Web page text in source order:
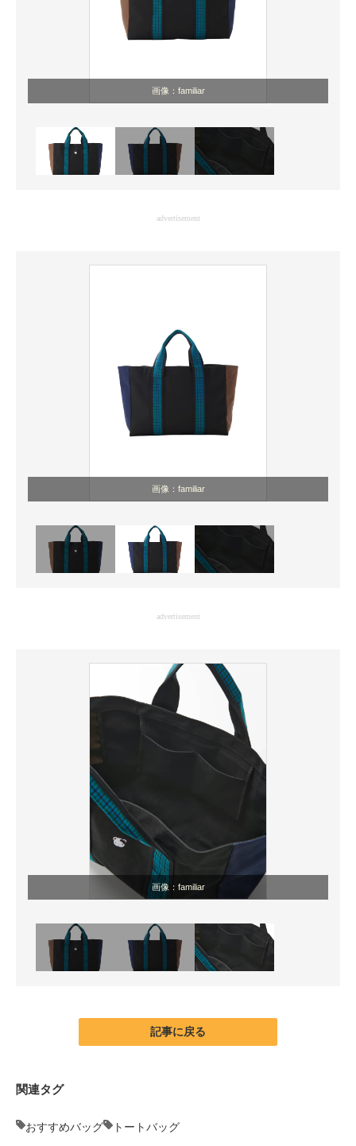
ビジネスと働き方のヒント
AI活用のいまが分かる
マーケ×ITの今がよく分かる
ITエンジニア向け専門サイト
エレクトロニクス専門サイト
電子設計の基本と応用
エネルギーの専門メディア
ちょっと気になるネットの話題
画像：familiar
advertisement
画像：familiar
advertisement
画像：familiar
記事に戻る
関連タグ
おすすめバッグ トートバッグ